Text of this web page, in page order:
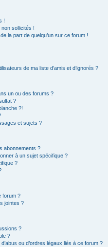
!
sollicités !
la part de quelqu’un sur ce forum !
de ma liste d’amis et d’ignorés ?
un ou des forums ?
?
?!
et sujets ?
abonnements ?
à un sujet spécifique ?
?
forum ?
jointes ?
?
?
ou d’ordres légaux liés à ce forum ?